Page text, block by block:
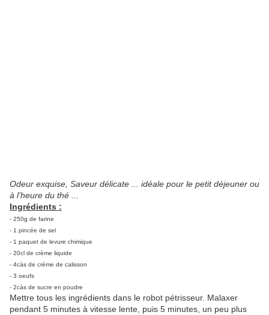
Odeur exquise, Saveur délicate ... idéale pour le petit déjeuner ou
à l'heure du thé ...
Ingrédients :
- 250g de farine
- 1 pincée de sel
- 1 paquet de levure chimique
- 20cl de crème liquide
- 4càs de crème de calisson
- 3 oeufs
- 2càs de sucre en poudre
Mettre tous les ingrédients dans le robot pétrisseur. Malaxer
pendant 5 minutes à vitesse lente, puis 5 minutes, un peu plus